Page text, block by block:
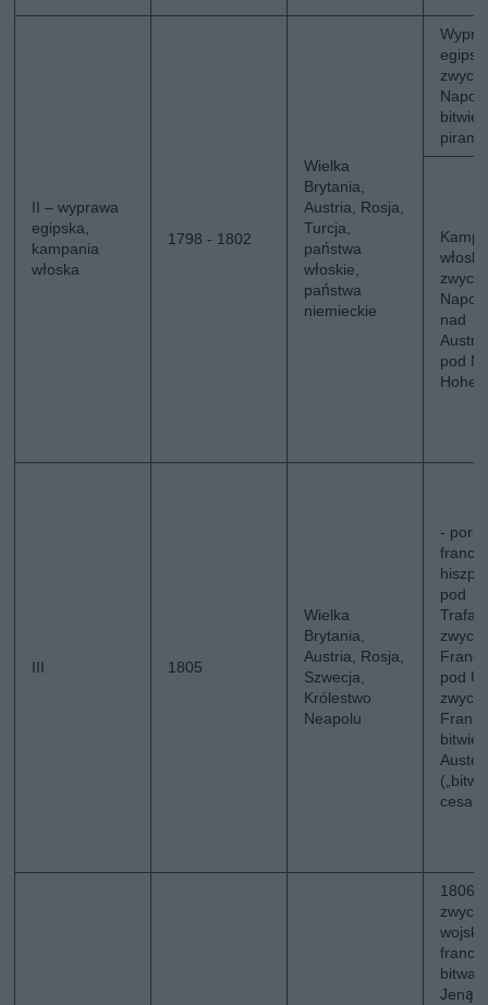
II – wyprawa
egipska,
kampania
włoska
1798 - 1802
Wielka
Brytania,
Austria, Rosja,
Turcja,
państwa
włoskie,
państwa
niemieckie
bitwie
nad
pod
III 1805
Wielka
Brytania,
Austria, Rosja,
Szwecja,
Królestwo
Neapolu
-
pod
pod
bitwie
1806:
wojsk
Jeną i